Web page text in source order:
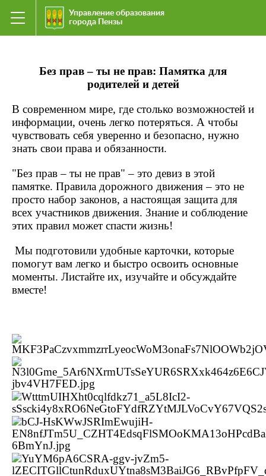
Управление образования
города Пензы
Без прав – ты не прав: Памятка для
родителей и детей
В современном мире, где столько возможностей и
информации, очень легко потеряться. А чтобы
чувствовать себя уверенно и безопасно, нужно
знать свои права и обязанности.
"Без прав – ты не прав" – это девиз в этой
памятке. Правила дорожного движения – это не
просто набор законов, а настоящая защита для
всех участников движения. Знание и соблюдение
этих правил может спасти жизнь!
Мы подготовили удобные карточки, которые
помогут вам легко и быстро освоить основные
моменты. Листайте их, изучайте и обсуждайте
вместе!